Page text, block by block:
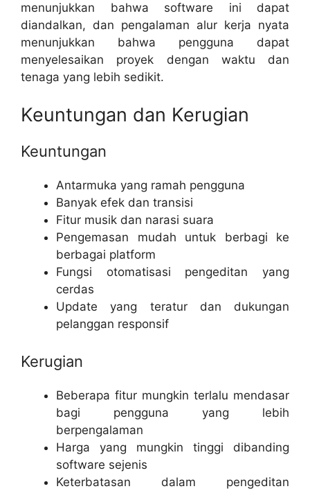
menunjukkan bahwa software ini dapat
diandalkan, dan pengalaman alur kerja nyata
menunjukkan bahwa pengguna dapat
menyelesaikan proyek dengan waktu dan
tenaga yang lebih sedikit.
Keuntungan dan Kerugian
Keuntungan
Antarmuka yang ramah pengguna
Banyak efek dan transisi
Fitur musik dan narasi suara
Pengemasan mudah untuk berbagi ke
berbagai platform
Fungsi otomatisasi pengeditan yang
cerdas
Update yang teratur dan dukungan
pelanggan responsif
Kerugian
Beberapa fitur mungkin terlalu mendasar
bagi pengguna yang lebih
berpengalaman
Harga yang mungkin tinggi dibanding
software sejenis
Keterbatasan dalam pengeditan